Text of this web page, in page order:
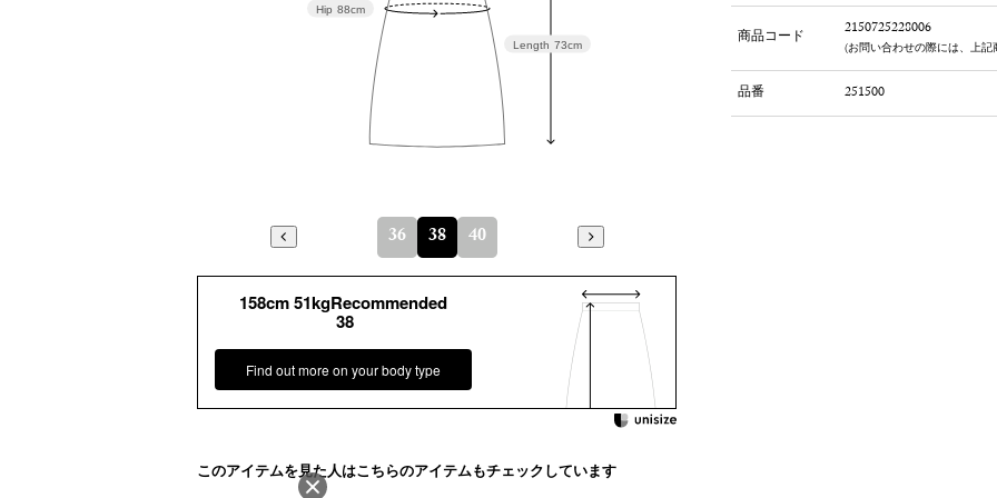
Length 73cm
Hip 88cm
36 38 40
158cm 51kgRecommended
38
Find out more on your body type
商品コード 2150725228006
(お問い合わせの際には、上
品番 251500
このアイテムを見た人はこちらのアイテムもチェックしています